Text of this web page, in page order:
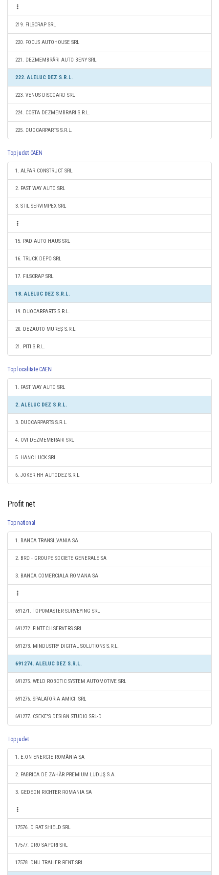
219. FILSCRAP SRL
220. FOCUS AUTOHOUSE SRL
221. DEZMEMBRĂRI AUTO BENY SRL
222. ALELUC DEZ S.R.L.
223. VENUS DISCOARD SRL
224. COSTA DEZMEMBRARI S.R.L.
225. DUOCARPARTS S.R.L.
Top judet CAEN
1. ALPAR CONSTRUCT SRL
2. FAST WAY AUTO SRL
3. STIL SERVIMPEX SRL
15. PAD AUTO HAUS SRL
16. TRUCK DEPO SRL
17. FILSCRAP SRL
18. ALELUC DEZ S.R.L.
19. DUOCARPARTS S.R.L.
20. DEZAUTO MUREŞ S.R.L.
21. PITI S.R.L.
Top localitate CAEN
1. FAST WAY AUTO SRL
2. ALELUC DEZ S.R.L.
3. DUOCARPARTS S.R.L.
4. OVI DEZMEMBRARI SRL
5. HANC LUCK SRL
6. JOKER HH AUTODEZ S.R.L.
Profit net
Top national
1. BANCA TRANSILVANIA SA
2. BRD - GROUPE SOCIETE GENERALE SA
3. BANCA COMERCIALA ROMANA SA
691271. TOPOMASTER SURVEYING SRL
691272. FINTECH SERVERS SRL
691273. MINDUSTRY DIGITAL SOLUTIONS S.R.L.
691274. ALELUC DEZ S.R.L.
691275. WELD ROBOTIC SYSTEM AUTOMOTIVE SRL
691276. SPALATORIA AMICII SRL
691277. CSEKE'S DESIGN STUDIO SRL-D
Top judet
1. E.ON ENERGIE ROMÂNIA SA
2. FABRICA DE ZAHĂR PREMIUM LUDUŞ S.A.
3. GEDEON RICHTER ROMANIA SA
17576. D RAT SHIELD SRL
17577. ORO SAPORI SRL
17578. DNU TRAILER RENT SRL